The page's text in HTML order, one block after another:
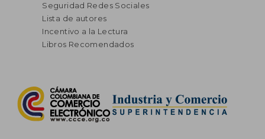
Seguridad Redes Sociales
Lista de autores
Incentivo a la Lectura
Libros Recomendados